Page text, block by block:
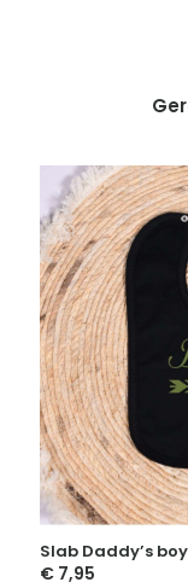
Slab Daddy’s boy
€ 7,95